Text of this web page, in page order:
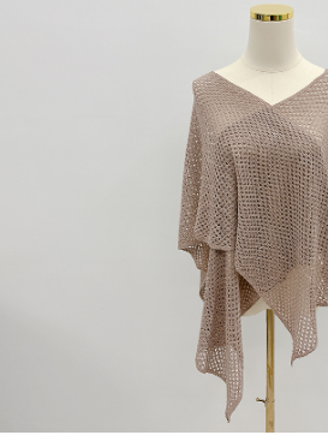
恩沛科技股份有限公司將有權停止該用戶之使